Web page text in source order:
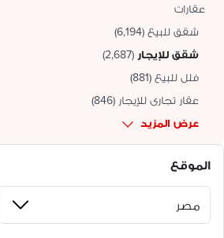
عقارات
شقق للبيع (
6,194
)
شقق للإيجار (
2,687
)
فلل للبيع (
881
)
عقار تجارى للإيجار (
846
)
عرض المزيد
الموقع